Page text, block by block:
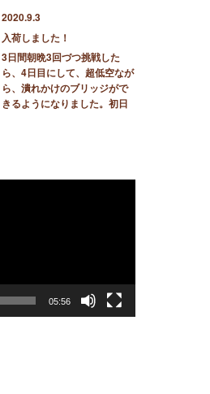
2020.9.3
入荷しました！
3日間朝晩3回づつ挑戦した
ら、4日目にして、超低空なが
ら、潰れかけのブリッジがで
きるようになりました。初日
05:56